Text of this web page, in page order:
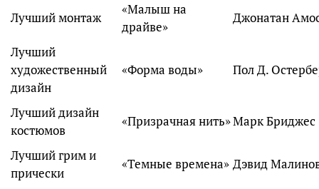
Лучший монтаж
«Малыш на
драйве»
Джонатан
Лучший
художественный
дизайн
«Форма воды»
Лучший дизайн
костюмов
«Призрачная нить»Марк Бриджес
Лучший грим и
прически
«Темные времена» Дэвид